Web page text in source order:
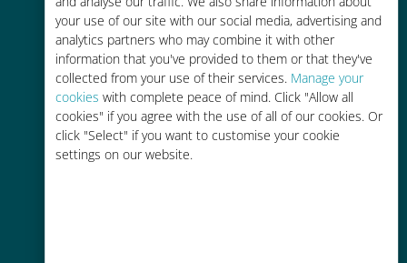
your use of our site with our social media, advertising and
analytics partners who may combine it with other
information that you've provided to them or that they've
collected from your use of their services. Manage your
cookies with complete peace of mind. Click "Allow all
cookies" if you agree with the use of all of our cookies. Or
click "Select" if you want to customise your cookie
settings on our website.
간편한 충전
Wi-Fi나 남은 데이터가 없어도 Ubigi